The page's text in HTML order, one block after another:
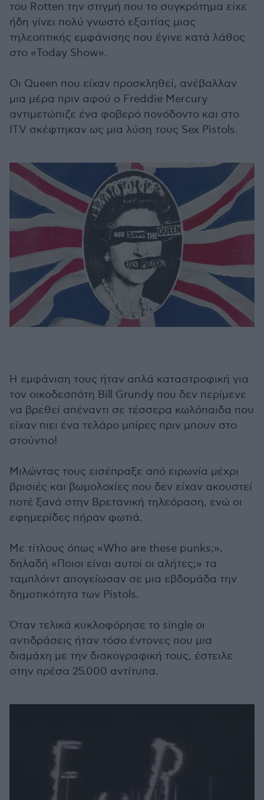
του Rotten την στιγμή που το συγκρότημα είχε
ήδη γίνει πολύ γνωστό εξαιτίας μιας
τηλεοπτικής εμφάνισης που έγινε κατά λάθος
στο «Today Show».
Οι Queen που είχαν προσκληθεί, ανέβαλλαν
μια μέρα πριν αφού ο Freddie Mercury
αντιμετώπιζε ένα φοβερό πονόδοντο και στο
ITV σκέφτηκαν ως μια λύση τους Sex Pistols.
Η εμφάνιση τους ήταν απλά καταστροφική για
τον οικοδεσπότη Bill Grundy που δεν περίμενε
να βρεθεί απέναντι σε τέσσερα κωλόπαιδα που
είχαν πιει ένα τελάρο μπίρες πριν μπουν στο
στούντιο!
Μιλώντας τους εισέπραξε από ειρωνία μέχρι
βρισιές και βωμολοχίες που δεν είχαν ακουστεί
ποτέ ξανά στην Βρετανική τηλεόραση, ενώ οι
εφημερίδες πήραν φωτιά.
Με τίτλους όπως «Who are these punks;»,
δηλαδή «Ποιοι είναι αυτοί οι αλήτες;» τα
ταμπλόιντ απογείωσαν σε μια εβδομάδα την
δημοτικότητα των Pistols.
Όταν τελικά κυκλοφόρησε το single οι
αντιδράσεις ήταν τόσο έντονες που μια
διαμάχη με την δισκογραφική τους, έστειλε
στην πρέσα 25.000 αντίτυπα.